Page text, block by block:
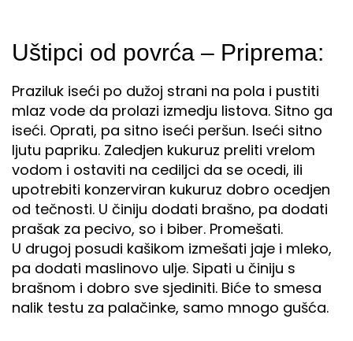
Uštipci od povrća – Priprema:
Praziluk iseći po dužoj strani na pola i pustiti
mlaz vode da prolazi izmedju listova. Sitno ga
iseći. Oprati, pa sitno iseći peršun. Iseći sitno
ljutu papriku. Zaledjen kukuruz preliti vrelom
vodom i ostaviti na cediljci da se ocedi, ili
upotrebiti konzerviran kukuruz dobro ocedjen
od tečnosti. U činiju dodati brašno, pa dodati
prašak za pecivo, so i biber. Promešati.
U drugoj posudi kašikom izmešati jaje i mleko,
pa dodati maslinovo ulje. Sipati u činiju s
brašnom i dobro sve sjediniti. Biće to smesa
nalik testu za palačinke, samo mnogo gušća.